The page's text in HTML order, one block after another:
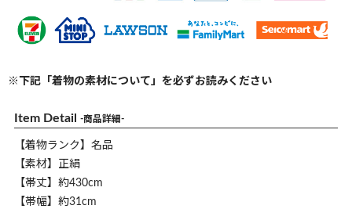
※下記「着物の素材について」を必ずお読みください
Item Detail -商品詳細-
【着物ランク】名品
【素材】正絹
【帯丈】約430cm
【帯幅】約31cm